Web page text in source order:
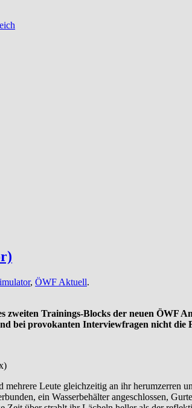
, ÖWF Aktuell.
zweiten Trainings-Blocks der neuen
bei provokanten Interviewfragen nicht die
Leute gleichzeitig an ihr
ein Wasserbehälter angeschlossen,